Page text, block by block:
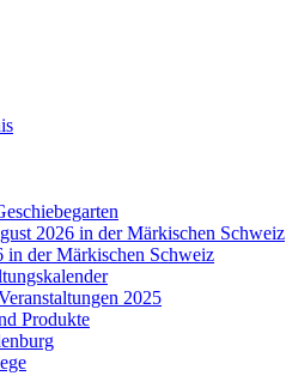
2026 in der Märkischen Schweiz
in der Märkischen Schweiz
2025
Produkte